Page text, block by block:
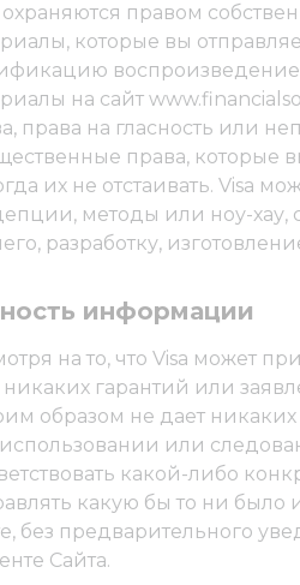
правом
которые вы
на сайт
права на гласность или
права, которые
их не отстаивать. Visa
методы или ноу-
разработку,
информации
на то, что Visa может
никаких гарантий или
образом не дает никаких
или
какой-либо
какую бы то ни
без предварительного
Сайта.